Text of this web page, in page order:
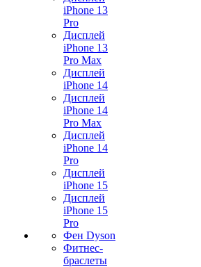
iPhone 13
Pro
Дисплей
iPhone 13
Pro Max
Дисплей
iPhone 14
Дисплей
iPhone 14
Pro Max
Дисплей
iPhone 14
Pro
Дисплей
iPhone 15
Дисплей
iPhone 15
Pro
Фен Dyson
Фитнес-
браслеты